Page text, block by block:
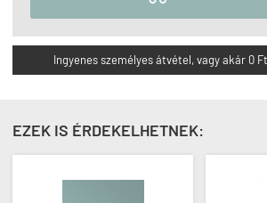
Ingyenes személyes átvétel, vagy akár 0
EZEK IS ÉRDEKELHETNEK: